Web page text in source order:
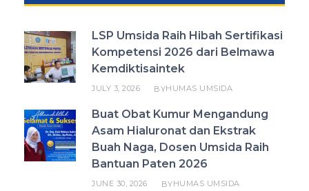
LSP Umsida Raih Hibah Sertifikasi
Kompetensi 2026 dari Belmawa
Kemdiktisaintek
JULY 3, 2026 BYHUMAS UMSIDA
Buat Obat Kumur Mengandung
Asam Hialuronat dan Ekstrak
Buah Naga, Dosen Umsida Raih
Bantuan Paten 2026
JUNE 30, 2026 BYHUMAS UMSIDA